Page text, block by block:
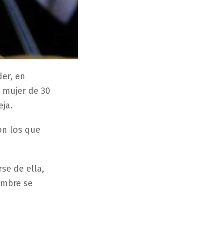
en
de 30
los que
de ella,
se